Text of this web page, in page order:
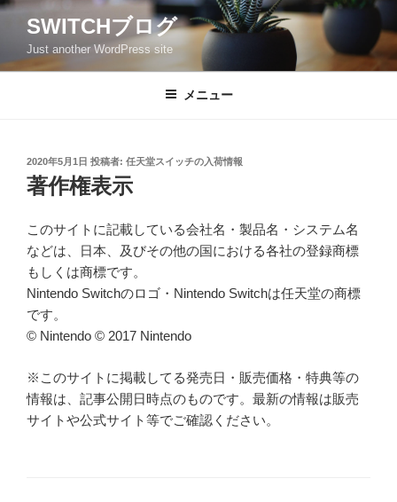
コ
ン
SWITCHブログ
Just another WordPress site
メニュー
投
稿
日:
2020年5月1日 投稿者: 任天堂スイッチの入荷情報
著作権表示
このサイトに記載している会社名・製品名・システム名
などは、日本、及びその他の国における各社の登録商標
もしくは商標です。
Nintendo Switchのロゴ・Nintendo Switchは任天堂の商標
です。
© Nintendo © 2017 Nintendo
※このサイトに掲載してる発売日・販売価格・特典等の
情報は、記事公開日時点のものです。最新の情報は販売
サイトや公式サイト等でご確認ください。